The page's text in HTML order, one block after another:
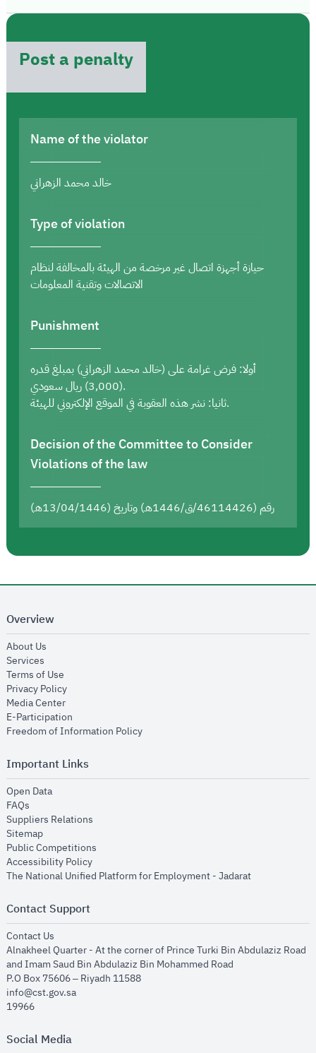
Post a penalty
Name of the violator
خالد محمد الزهراني
Type of violation
حيازة أجهزة اتصال غير مرخصة من الهيئة بالمخالفة لنظام
الاتصالات وتقنية المعلومات
Punishment
أولا: فرض غرامة على (خالد محمد الزهراني) بمبلغ قدره
(3,000) ريال سعودي.
ثانيا: نشر هذه العقوبة في الموقع الإلكتروني للهيئة.
Decision of the Committee to Consider
Violations of the law
رقم (46114426/ق/1446هـ) وتاريخ (13/04/1446هـ)
Overview
About Us
Services
Terms of Use
Privacy Policyopens in new window
Media Centeropens in new window
E-Participation
Freedom of Information Policyopens in new window
Important Links
Open Dataopens in new window
FAQs
Suppliers Relations
Sitemapopens in new window
Public Competitions
Accessibility Policyopens in new window
The National Unified Platform for Employment - Jadaratopens in new
Contact Support
Contact Us
Alnakheel Quarter - At the corner of Prince Turki Bin Abdulaziz Road
and Imam Saud Bin Abdulaziz Bin Mohammed Road​
P.O Box 75606 – Riyadh 11588
info@cst.gov.sa
19966
Social Media